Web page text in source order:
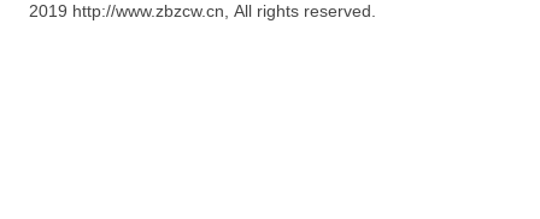
2019 http://www.zbzcw.cn, All rights reserved.